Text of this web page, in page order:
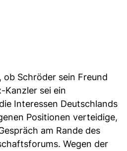
ob Schröder sein Freund
Kanzler sei ein
Interessen Deutschlands
Positionen verteidige,
am Rande des
Wegen der